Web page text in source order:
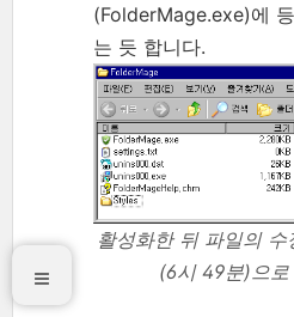
(FolderMage.exe)에
는 듯 합니다.
활성화한 뒤 파일의
(6시 49분)으